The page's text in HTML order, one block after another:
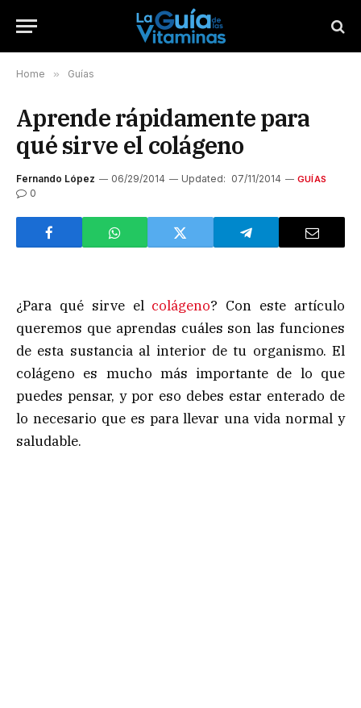
Home » Guías
Aprende rápidamente para
qué sirve el colágeno
Fernando López 06/29/2014 Updated: 07/11/2014 GUÍAS
0
¿Para qué sirve el colágeno? Con este artículo
queremos que aprendas cuáles son las funciones
de esta sustancia al interior de tu organismo. El
colágeno es mucho más importante de lo que
puedes pensar, y por eso debes estar enterado de
lo necesario que es para llevar una vida normal y
saludable.